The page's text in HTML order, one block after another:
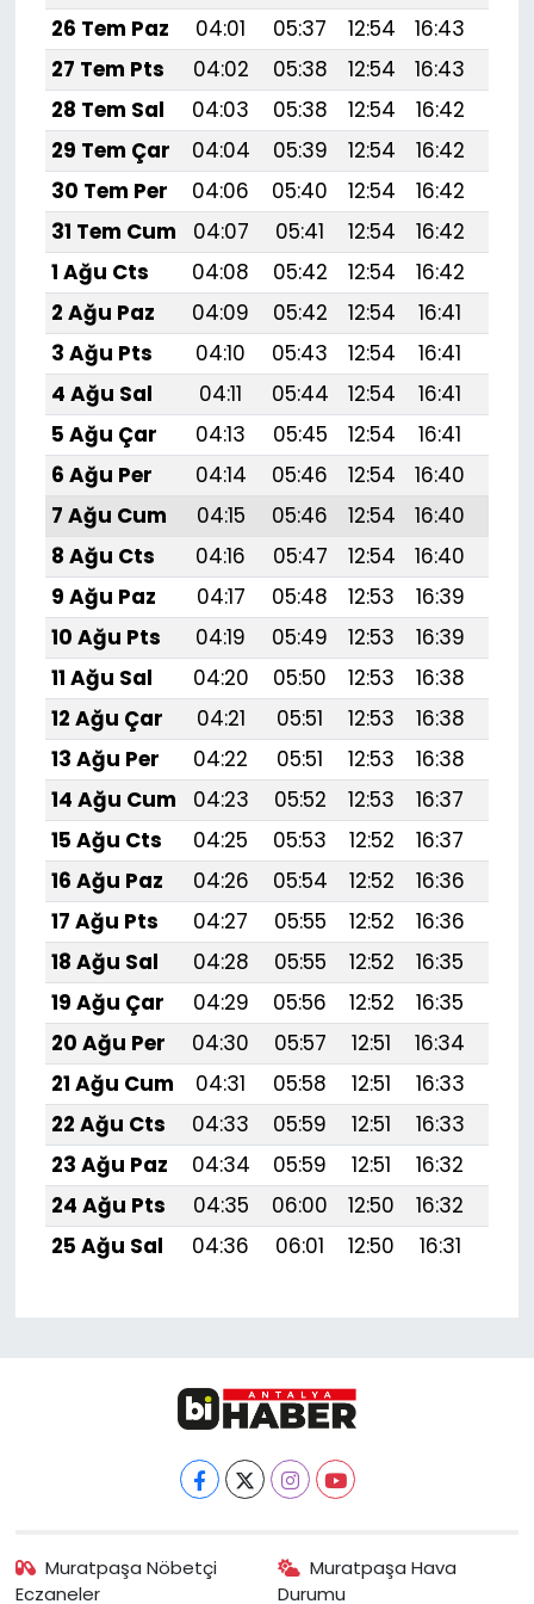
26 Tem Paz
04:01 05:37 12:54 16:43
27 Tem Pts
04:02 05:38 12:54 16:43
28 Tem Sal
04:03 05:38 12:54 16:42
29 Tem Çar
04:04 05:39 12:54 16:42
30 Tem Per
04:06 05:40 12:54 16:42
31 Tem Cum
04:07 05:41 12:54 16:42
1 Ağu Cts
04:08 05:42 12:54 16:42
2 Ağu Paz
04:09 05:42 12:54 16:41
3 Ağu Pts
04:10 05:43 12:54 16:41
4 Ağu Sal
04:11 05:44 12:54 16:41
5 Ağu Çar
04:13 05:45 12:54 16:41
6 Ağu Per
04:14 05:46 12:54 16:40
7 Ağu Cum
04:15 05:46 12:54 16:40
8 Ağu Cts
04:16 05:47 12:54 16:40
9 Ağu Paz
04:17 05:48 12:53 16:39
10 Ağu Pts
04:19 05:49 12:53 16:39
11 Ağu Sal
04:20 05:50 12:53 16:38
12 Ağu Çar
04:21 05:51 12:53 16:38
13 Ağu Per
04:22 05:51 12:53 16:38
14 Ağu Cum
04:23 05:52 12:53 16:37
15 Ağu Cts
04:25 05:53 12:52 16:37
16 Ağu Paz
04:26 05:54 12:52 16:36
17 Ağu Pts
04:27 05:55 12:52 16:36
18 Ağu Sal
04:28 05:55 12:52 16:35
19 Ağu Çar
04:29 05:56 12:52 16:35
20 Ağu Per
04:30 05:57 12:51 16:34
21 Ağu Cum
04:31 05:58 12:51 16:33
22 Ağu Cts
04:33 05:59 12:51 16:33
23 Ağu Paz
04:34 05:59 12:51 16:32
24 Ağu Pts
04:35 06:00 12:50 16:32
25 Ağu Sal
04:36 06:01 12:50 16:31
Muratpaşa Nöbetçi
Eczaneler
Muratpaşa Hava
Durumu